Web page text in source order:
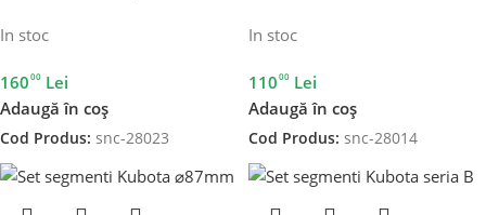
In stoc
16000 Lei
Adaugă în coș
Cod Produs: snc-28023
In stoc
11000 Lei
Adaugă în coș
Cod Produs: snc-28014